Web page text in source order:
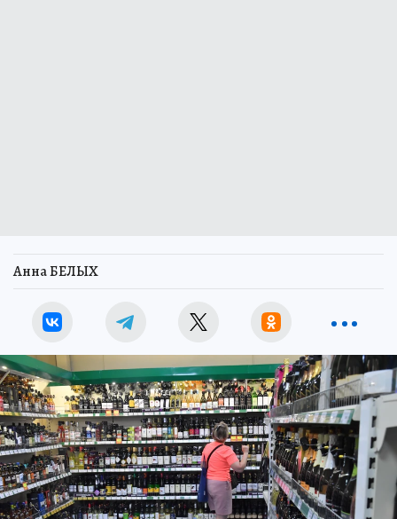
Анна БЕЛЫХ